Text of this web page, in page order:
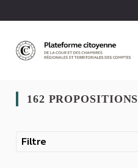
162 PROPOSITIONS
Filtre